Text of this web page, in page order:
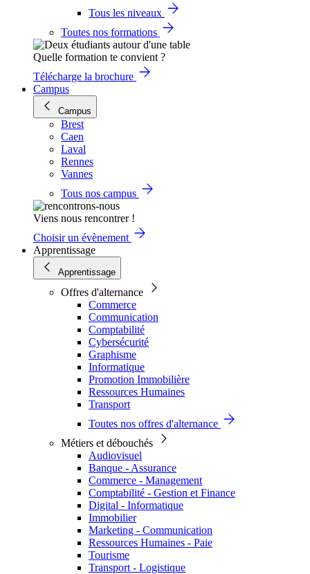
Tous les niveaux
Toutes nos formations
Quelle formation te convient ?
Télécharge la brochure
Campus
Campus
Brest
Caen
Laval
Rennes
Vannes
Tous nos campus
Viens nous rencontrer !
Choisir un évènement
Apprentissage
Apprentissage
Offres d'alternance
Commerce
Communication
Comptabilité
Cybersécurité
Graphisme
Informatique
Promotion Immobilière
Ressources Humaines
Transport
Toutes nos offres d'alternance
Métiers et débouchés
Audiovisuel
Banque - Assurance
Commerce - Management
Comptabilité - Gestion et Finance
Digital - Informatique
Immobilier
Marketing - Communication
Ressources Humaines - Paie
Tourisme
Transport - Logistique